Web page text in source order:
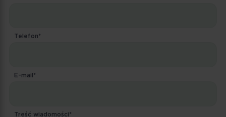
Telefon*
E-mail*
Treść wiadomości*